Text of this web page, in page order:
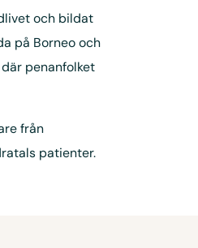
och bildat
på Borneo och
penanfolket
från
patienter.